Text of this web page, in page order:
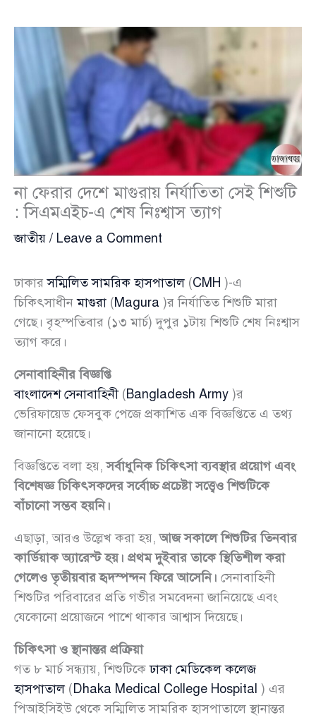
না ফেরার দেশে মাগুরায় নির্যাতিতা সেই শিশুটি
: সিএমএইচ-এ শেষ নিঃশ্বাস ত্যাগ
জাতীয় / Leave a Comment
ঢাকারসম্মিলিত সামরিক হাসপাতাল(CMH )-এ
চিকিৎসাধীনমাগুরা (Magura )র নির্যাতিত শিশুটি মারা
গেছে। বৃহস্পতিবার (১৩ মার্চ) দুপুর ১টায় শিশুটি শেষ নিঃশ্বাস
ত্যাগ করে।
সেনাবাহিনীর বিজ্ঞপ্তি
বাংলাদেশ সেনাবাহিনী(Bangladesh Army )র
ভেরিফায়েড ফেসবুক পেজে প্রকাশিত এক বিজ্ঞপ্তিতে এ তথ্য
জানানো হয়েছে।
বিজ্ঞপ্তিতে বলা হয়,সর্বাধুনিক চিকিৎসা ব্যবস্থার প্রয়োগ এবং
বিশেষজ্ঞ চিকিৎসকদের সর্বোচ্চ প্রচেষ্টা সত্ত্বেও শিশুটিকে
বাঁচানো সম্ভব হয়নি।
এছাড়া, আরও উল্লেখ করা হয়,আজ সকালে শিশুটির তিনবার
কার্ডিয়াক অ্যারেস্ট হয়। প্রথম দুইবার তাকে স্থিতিশীল করা
গেলেও তৃতীয়বার হৃদস্পন্দন ফিরে আসেনি। সেনাবাহিনী
শিশুটির পরিবারের প্রতি গভীর সমবেদনা জানিয়েছে এবং
যেকোনো প্রয়োজনে পাশে থাকার আশ্বাস দিয়েছে।
চিকিৎসা ও স্থানান্তর প্রক্রিয়া
গত ৮ মার্চ সন্ধ্যায়, শিশুটিকেঢাকা মেডিকেল কলেজ
হাসপাতাল(Dhaka Medical College Hospital ) এর
পিআইসিইউ থেকে সম্মিলিত সামরিক হাসপাতালে স্থানান্তর